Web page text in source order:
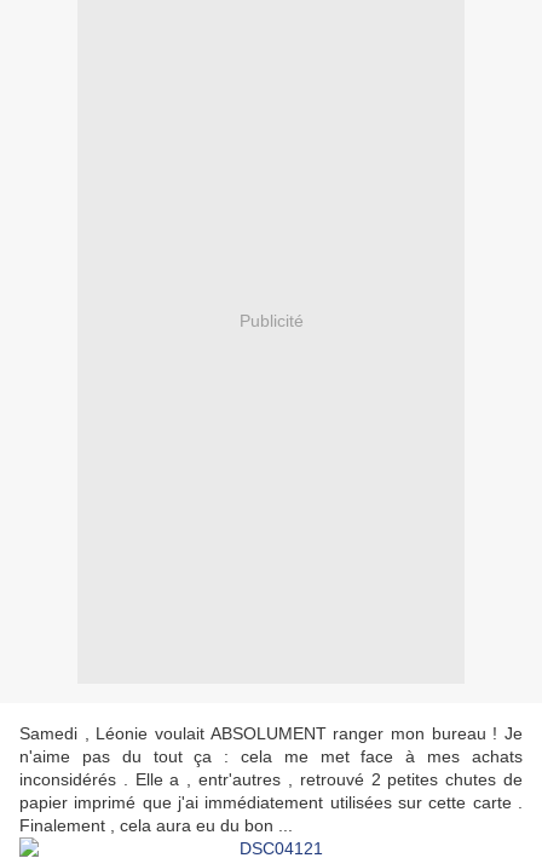
Publicité
Samedi , Léonie voulait ABSOLUMENT ranger mon bureau ! Je
n'aime pas du tout ça : cela me met face à mes achats
inconsidérés . Elle a , entr'autres , retrouvé 2 petites chutes de
papier imprimé que j'ai immédiatement utilisées sur cette carte .
Finalement , cela aura eu du bon ...